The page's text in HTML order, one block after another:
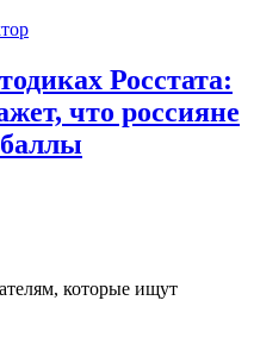
Росстата:
что россияне
которые ищут